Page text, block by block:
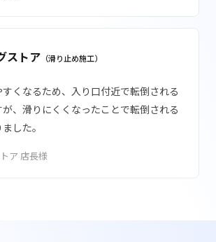
ストア （滑り止め施工）
くなるため、入り口付近で転倒される
、滑りにくくなったことで転倒される
した。
ア 店長様